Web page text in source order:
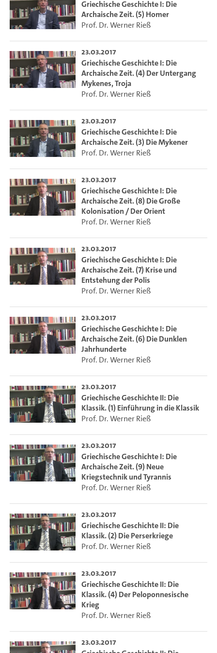
Das Projekt "eManual Alte Geschichte" wird gefördert im
Rahmen der Hamburg Open Online University. Weitere
Informationen finden Sie unterhttp://www.hoou.de
Griechische Geschichte I: Die
Archaische Zeit. (5) Homer
Prof. Dr. Werner Rieß
23.03.2017
Griechische Geschichte I: Die
Archaische Zeit. (4) Der Untergang
Mykenes, Troja
Prof. Dr. Werner Rieß
23.03.2017
Griechische Geschichte I: Die
Archaische Zeit. (3) Die Mykener
Prof. Dr. Werner Rieß
23.03.2017
Griechische Geschichte I: Die
Archaische Zeit. (8) Die Große
Kolonisation / Der Orient
Prof. Dr. Werner Rieß
23.03.2017
Griechische Geschichte I: Die
Archaische Zeit. (7) Krise und
Entstehung der Polis
Prof. Dr. Werner Rieß
23.03.2017
Griechische Geschichte I: Die
Archaische Zeit. (6) Die Dunklen
Jahrhunderte
Prof. Dr. Werner Rieß
23.03.2017
Griechische Geschichte II: Die
Klassik. (1) Einführung in die Klassik
Prof. Dr. Werner Rieß
23.03.2017
Griechische Geschichte I: Die
Archaische Zeit. (9) Neue
Kriegstechnik und Tyrannis
Prof. Dr. Werner Rieß
23.03.2017
Griechische Geschichte II: Die
Klassik. (2) Die Perserkriege
Prof. Dr. Werner Rieß
23.03.2017
Griechische Geschichte II: Die
Klassik. (4) Der Peloponnesische
Krieg
Prof. Dr. Werner Rieß
23.03.2017